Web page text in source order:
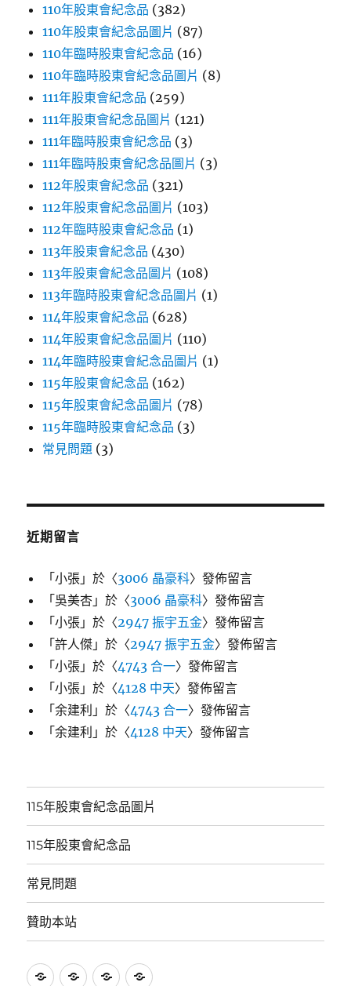
110年股東會紀念品 (382)
110年股東會紀念品圖片 (87)
110年臨時股東會紀念品 (16)
110年臨時股東會紀念品圖片 (8)
111年股東會紀念品 (259)
111年股東會紀念品圖片 (121)
111年臨時股東會紀念品 (3)
111年臨時股東會紀念品圖片 (3)
112年股東會紀念品 (321)
112年股東會紀念品圖片 (103)
112年臨時股東會紀念品 (1)
113年股東會紀念品 (430)
113年股東會紀念品圖片 (108)
113年臨時股東會紀念品圖片 (1)
114年股東會紀念品 (628)
114年股東會紀念品圖片 (110)
114年臨時股東會紀念品圖片 (1)
115年股東會紀念品 (162)
115年股東會紀念品圖片 (78)
115年臨時股東會紀念品 (3)
常見問題 (3)
近期留言
「小張 」於〈3006 晶豪科〉發佈留言
「吳美杏 」於〈3006 晶豪科〉發佈留言
「小張 」於〈2947 振宇五金〉發佈留言
「許人傑 」於〈2947 振宇五金〉發佈留言
「小張 」於〈4743 合一〉發佈留言
「小張 」於〈4128 中天〉發佈留言
「余建利 」於〈4743 合一〉發佈留言
「余建利 」於〈4128 中天〉發佈留言
115年股東會紀念品圖片
115年股東會紀念品
常見問題
贊助本站
115 115 常 贊